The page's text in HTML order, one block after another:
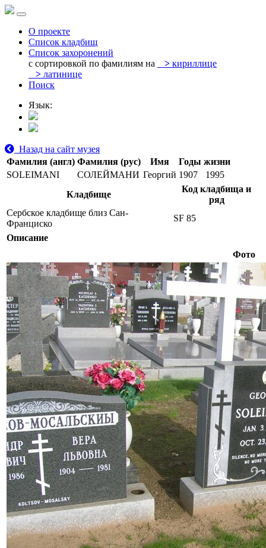
О проекте
Список кладбищ
Список захоронений
с сортировкой по фамилиям на
> кириллице
> латинице
Поиск
Язык:
Назад на сайт музея
Фамилия (англ) Фамилия (рус) Имя
Годы жизни
SOLEIMANI
СОЛЕЙМАНИ Георгий 1907
1995
Кладбище
Код кладбища и
ряд
Сербское кладбище близ Сан-
Франциско
SF 85
Описание
Фото